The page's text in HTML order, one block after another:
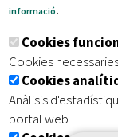
Subscriu-te
Inici | Avís legal
| Accessibilitat
informació.
Cookies
Cookies
Cookies
Anàlisis
portal web